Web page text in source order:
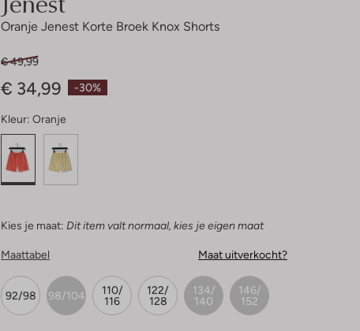
Oranje Jenest Korte Broek Knox Shorts
-30%
€ 49,99
€ 34,99
Kleur: Oranje
Kies je maat: Dit item valt normaal, kies je eigen maat
Maattabel Maat uitverkocht?
92/98 98/104
110/
116
122/
128
134/
140
146/
152